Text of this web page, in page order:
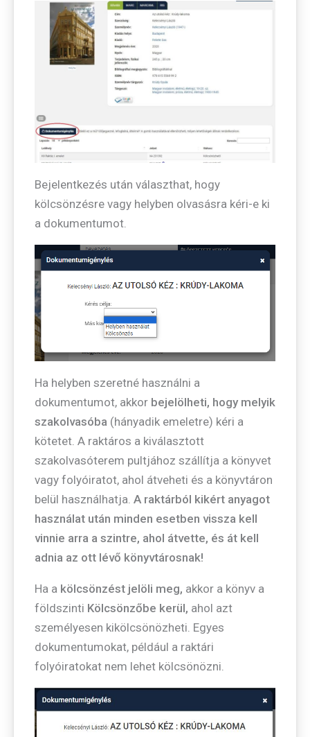
Bejelentkezés után választhat, hogy
kölcsönzésre vagy helyben olvasásra kéri-e ki
a dokumentumot.
Ha helyben szeretné használni a
dokumentumot, akkor bejelölheti, hogy melyik
szakolvasóba (hányadik emeletre) kéri a
kötetet. A raktáros a kiválasztott
szakolvasóterem pultjához szállítja a könyvet
vagy folyóiratot, ahol átveheti és a könyvtáron
belül használhatja. A raktárból kikért anyagot
használat után minden esetben vissza kell
vinnie arra a szintre, ahol átvette, és át kell
adnia az ott lévő könyvtárosnak!
Ha a kölcsönzést jelöli meg, akkor a könyv a
földszinti Kölcsönzőbe kerül, ahol azt
személyesen kikölcsönözheti. Egyes
dokumentumokat, például a raktári
folyóiratokat nem lehet kölcsönözni.